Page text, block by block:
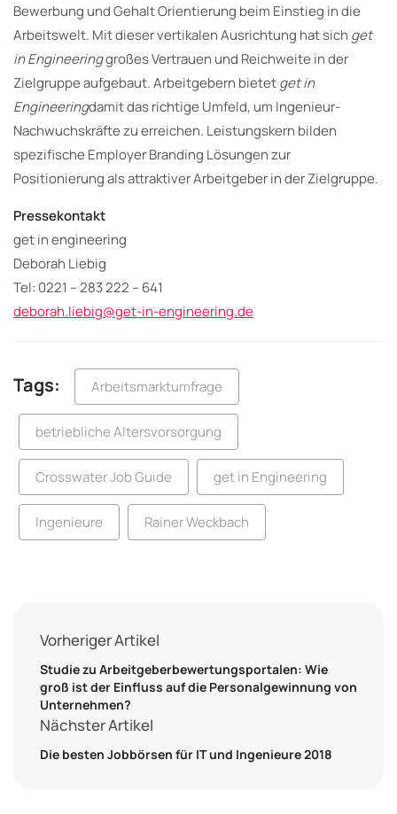
Bewerbung und Gehalt Orientierung beim Einstieg in die
Arbeitswelt. Mit dieser vertikalen Ausrichtung hat sich get
in Engineeringgroßes Vertrauen und Reichweite in der
Zielgruppe aufgebaut. Arbeitgebern bietetget in
Engineeringdamit das richtige Umfeld, um Ingenieur-
Nachwuchskräfte zu erreichen. Leistungskern bilden
spezifische Employer Branding Lösungen zur
Positionierung als attraktiver Arbeitgeber in der Zielgruppe.
Pressekontakt
get in engineering
Deborah Liebig
Tel: 0221 – 283 222 – 641
deborah.liebig@get-in-engineering.de
Tags: Arbeitsmarktumfrage
betriebliche Altersvorsorgung
Crosswater Job Guide get in Engineering
Ingenieure Rainer Weckbach
Vorheriger Artikel
Studie zu Arbeitgeberbewertungsportalen: Wie
groß ist der Einfluss auf die Personalgewinnung von
Unternehmen?
Nächster Artikel
Die besten Jobbörsen für IT und Ingenieure 2018